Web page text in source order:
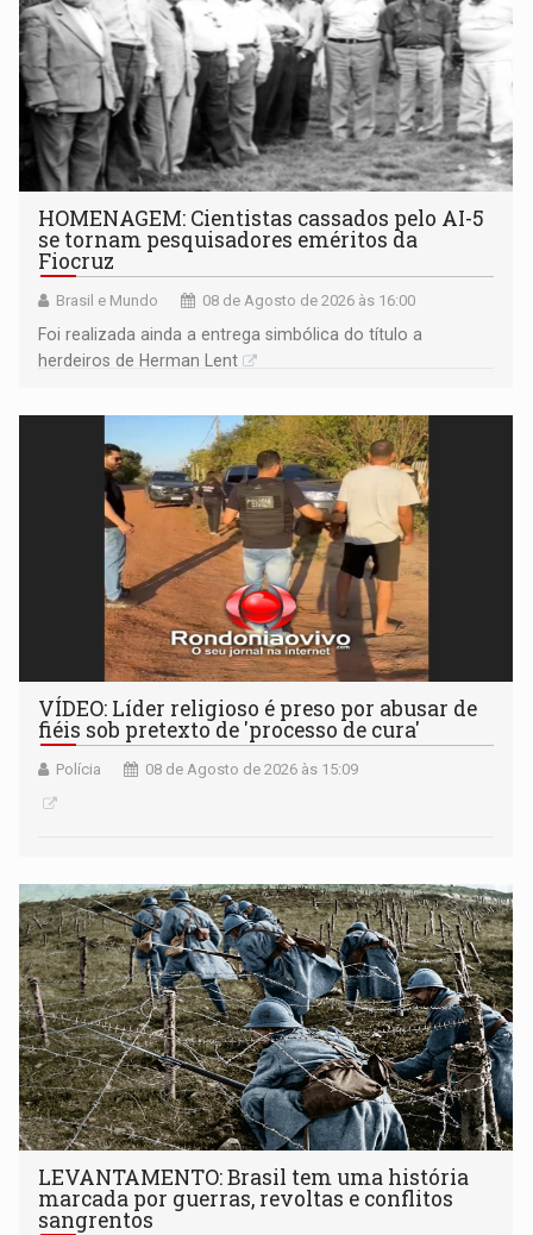
HOMENAGEM: Cientistas cassados pelo AI-5
se tornam pesquisadores eméritos da
Fiocruz
Brasil e Mundo 08 de Agosto de 2026 às 16:00
Foi realizada ainda a entrega simbólica do título a
herdeiros de Herman Lent
VÍDEO: Líder religioso é preso por abusar de
fiéis sob pretexto de 'processo de cura'
Polícia 08 de Agosto de 2026 às 15:09
LEVANTAMENTO: Brasil tem uma história
marcada por guerras, revoltas e conflitos
sangrentos